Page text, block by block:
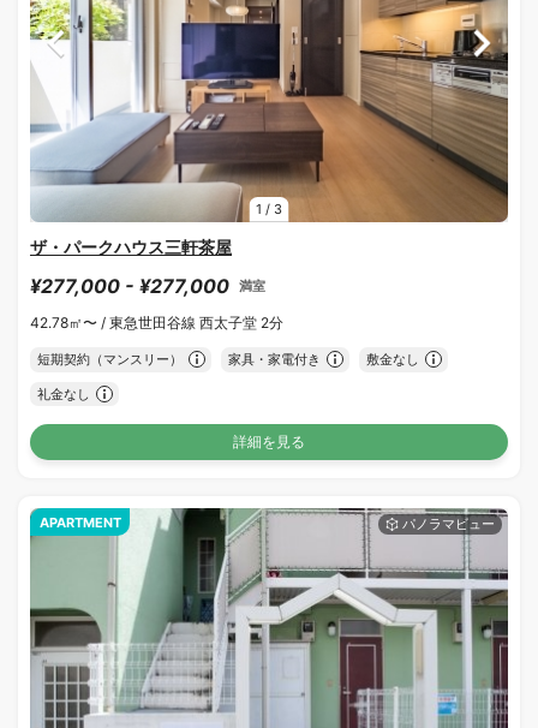
1 / 3
ザ・パークハウス三軒茶屋
¥277,000 - ¥277,000 満室
42.78㎡〜 / 東急世田谷線 西太子堂 2分
短期契約（マンスリー） 家具・家電付き 敷金なし
礼金なし
詳細を見る
APARTMENT